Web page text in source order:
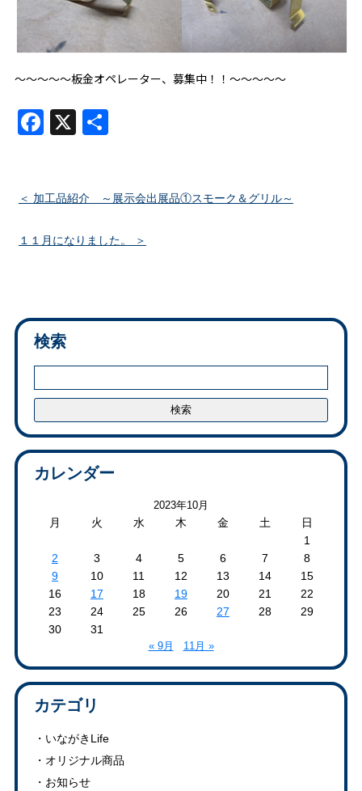
～～～～～板金オペレーター、募集中！！～～～～～
Facebook
X 共
有
加工品紹介 ～展示会出展品①スモーク＆グリル～
１１月になりました。
検索
カレンダー
2023年10月
月 火 水 木 金 土
日
1
2
3 4 5 6 7
8
9
10 11 12 13 14
15
16
17 18 19 20 21
22
23
24 25 26 27 28
29
30
31
« 9月 11月 »
カテゴリ
いながきLife
オリジナル商品
お知らせ